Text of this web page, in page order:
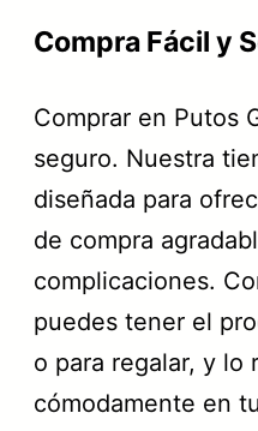
Compra Fácil y
Comprar en Putos
seguro. Nuestra
diseñada para
de compra
complicaciones.
puedes tener el
o para regalar, y lo
cómodamente en